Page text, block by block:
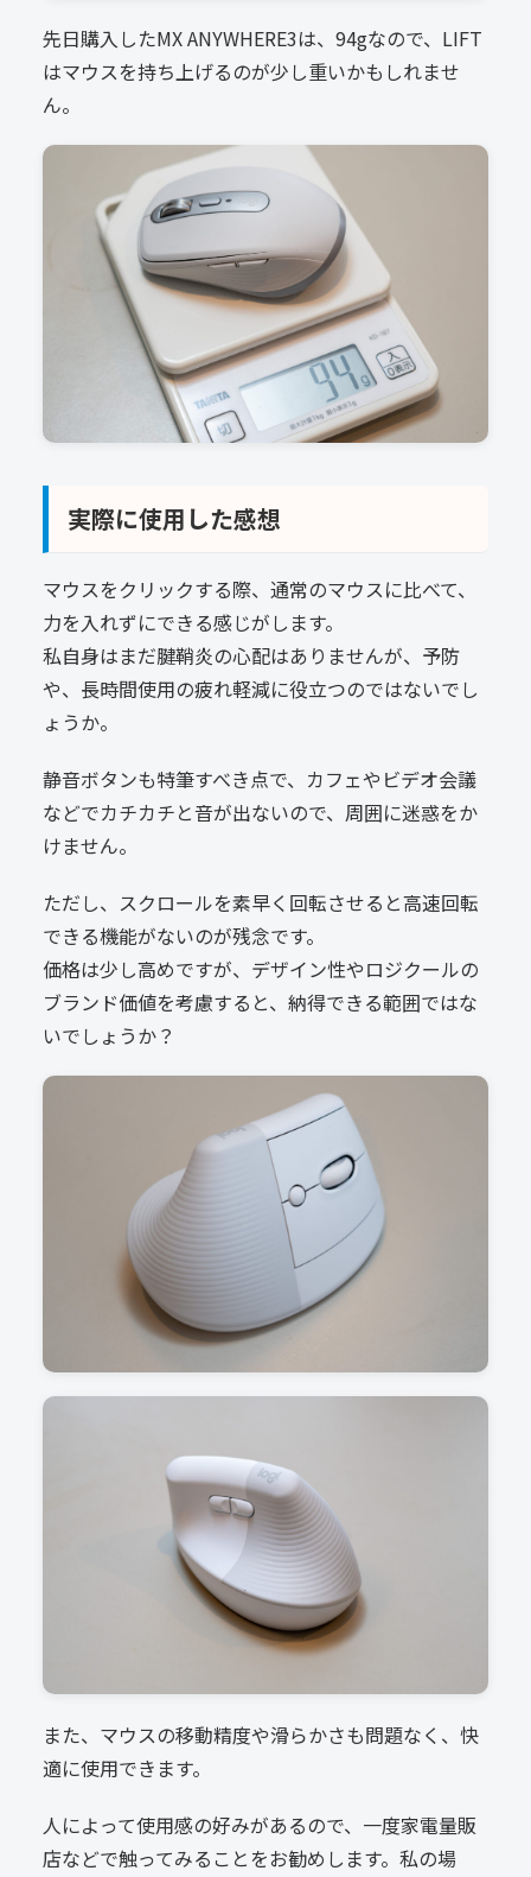
先日購入したMX ANYWHERE3は、94gなので、LIFT
はマウスを持ち上げるのが少し重いかもしれませ
ん。
実際に使用した感想
マウスをクリックする際、通常のマウスに比べて、
力を入れずにできる感じがします。
私自身はまだ腱鞘炎の心配はありませんが、予防
や、長時間使用の疲れ軽減に役立つのではないでし
ょうか。
静音ボタンも特筆すべき点で、カフェやビデオ会議
などでカチカチと音が出ないので、周囲に迷惑をか
けません。
ただし、スクロールを素早く回転させると高速回転
できる機能がないのが残念です。
価格は少し高めですが、デザイン性やロジクールの
ブランド価値を考慮すると、納得できる範囲ではな
いでしょうか？
また、マウスの移動精度や滑らかさも問題なく、快
適に使用できます。
人によって使用感の好みがあるので、一度家電量販
店などで触ってみることをお勧めします。私の場